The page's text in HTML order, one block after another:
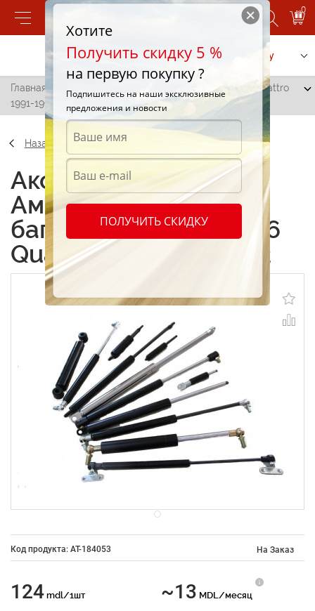
0
Позвонить Заказать услугу
Главная /
Амортизатор для багажника Audi A6/A6 Quattro
1991-1997 TR2
Назад
Аксессуары
Амортизатор для
багажника Audi A6/A6
Quattro 1991-1997 TR2
Код продукта: AT-184053 На Заказ
124 mdl/1шт ~13 MDL/месяц
Хотите
Получить скидку 5 %
на первую покупку ?
Подпишитесь на наши эксклюзивные
предложения и новости
ПОЛУЧИТЬ СКИДКУ